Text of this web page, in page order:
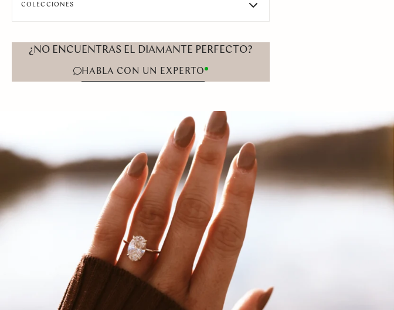
COLECCIONES
¿NO ENCUENTRAS EL DIAMANTE PERFECTO?
HABLA CON UN EXPERTO